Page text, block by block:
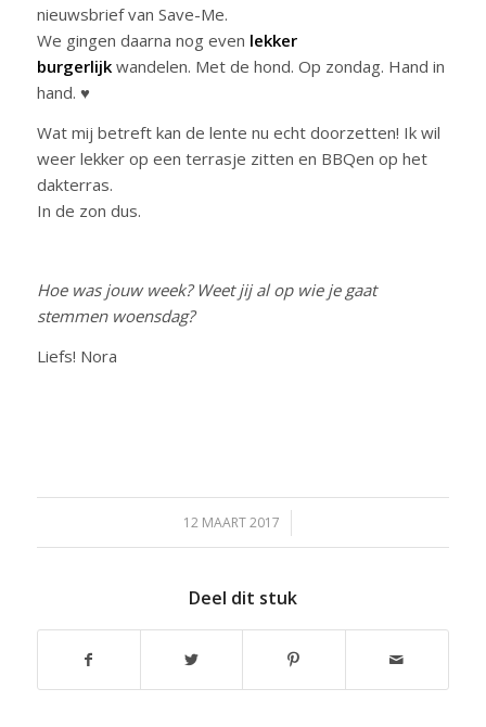
nieuwsbrief van Save-Me.
We gingen daarna nog even lekker
burgerlijkwandelen. Met de hond. Op zondag. Hand in
hand. ♥
Wat mij betreft kan de lente nu echt doorzetten! Ik wil
weer lekker op een terrasje zitten en BBQen op het
dakterras.
In de zon dus.
Hoe was jouw week? Weet jij al op wie je gaat
stemmen woensdag?
Liefs! Nora
12 MAART 2017
/
Deel dit stuk